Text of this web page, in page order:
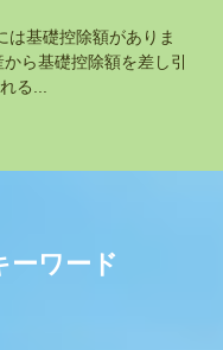
は基礎控除額がありま
ら基礎控除額を差し引
る...
ーワード